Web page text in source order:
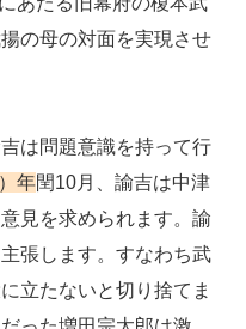
の母の対面を実現させ
は問題意識を持って行
年閏10月、諭吉は中津
見を求められます。諭
張します。すなわち武
立たないと切り捨てま